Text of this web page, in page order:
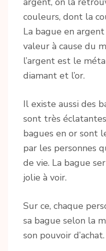
couleurs, dont la
La bague en
valeur à cause du
l’argent est le
diamant et l’or.
Il existe aussi des
sont très
bagues en or sont
par les personnes
de vie. La bague
jolie à voir.
Sur ce, chaque
sa bague selon la
son pouvoir d’achat.